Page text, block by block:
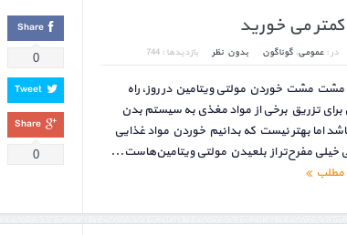
می خورید
در : عمومی, گوناگون بدون نظر بازدیدها : 744
مشت خوردن مولتی ویتامین در روز، راه
تزریق برخی از مواد مغذی به سیستم بدن
اما بهتر نیست که بدانیم خوردن مواد غذایی
خیلی مفرح‌تر از بلعیدن مولتی ویتامین‌هاست...
مطلب
Share
0
Tweet
Share
0